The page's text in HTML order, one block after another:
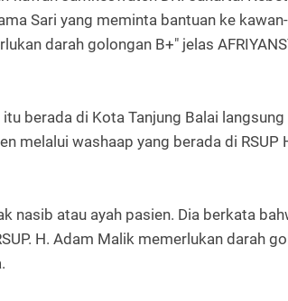
Sari yang meminta bantuan ke
darah golongan B+" jelas
berada di Kota Tanjung Balai langsung
melalui washaap yang berada di RSUP
nasib atau ayah pasien. Dia berkata
H. Adam Malik memerlukan darah